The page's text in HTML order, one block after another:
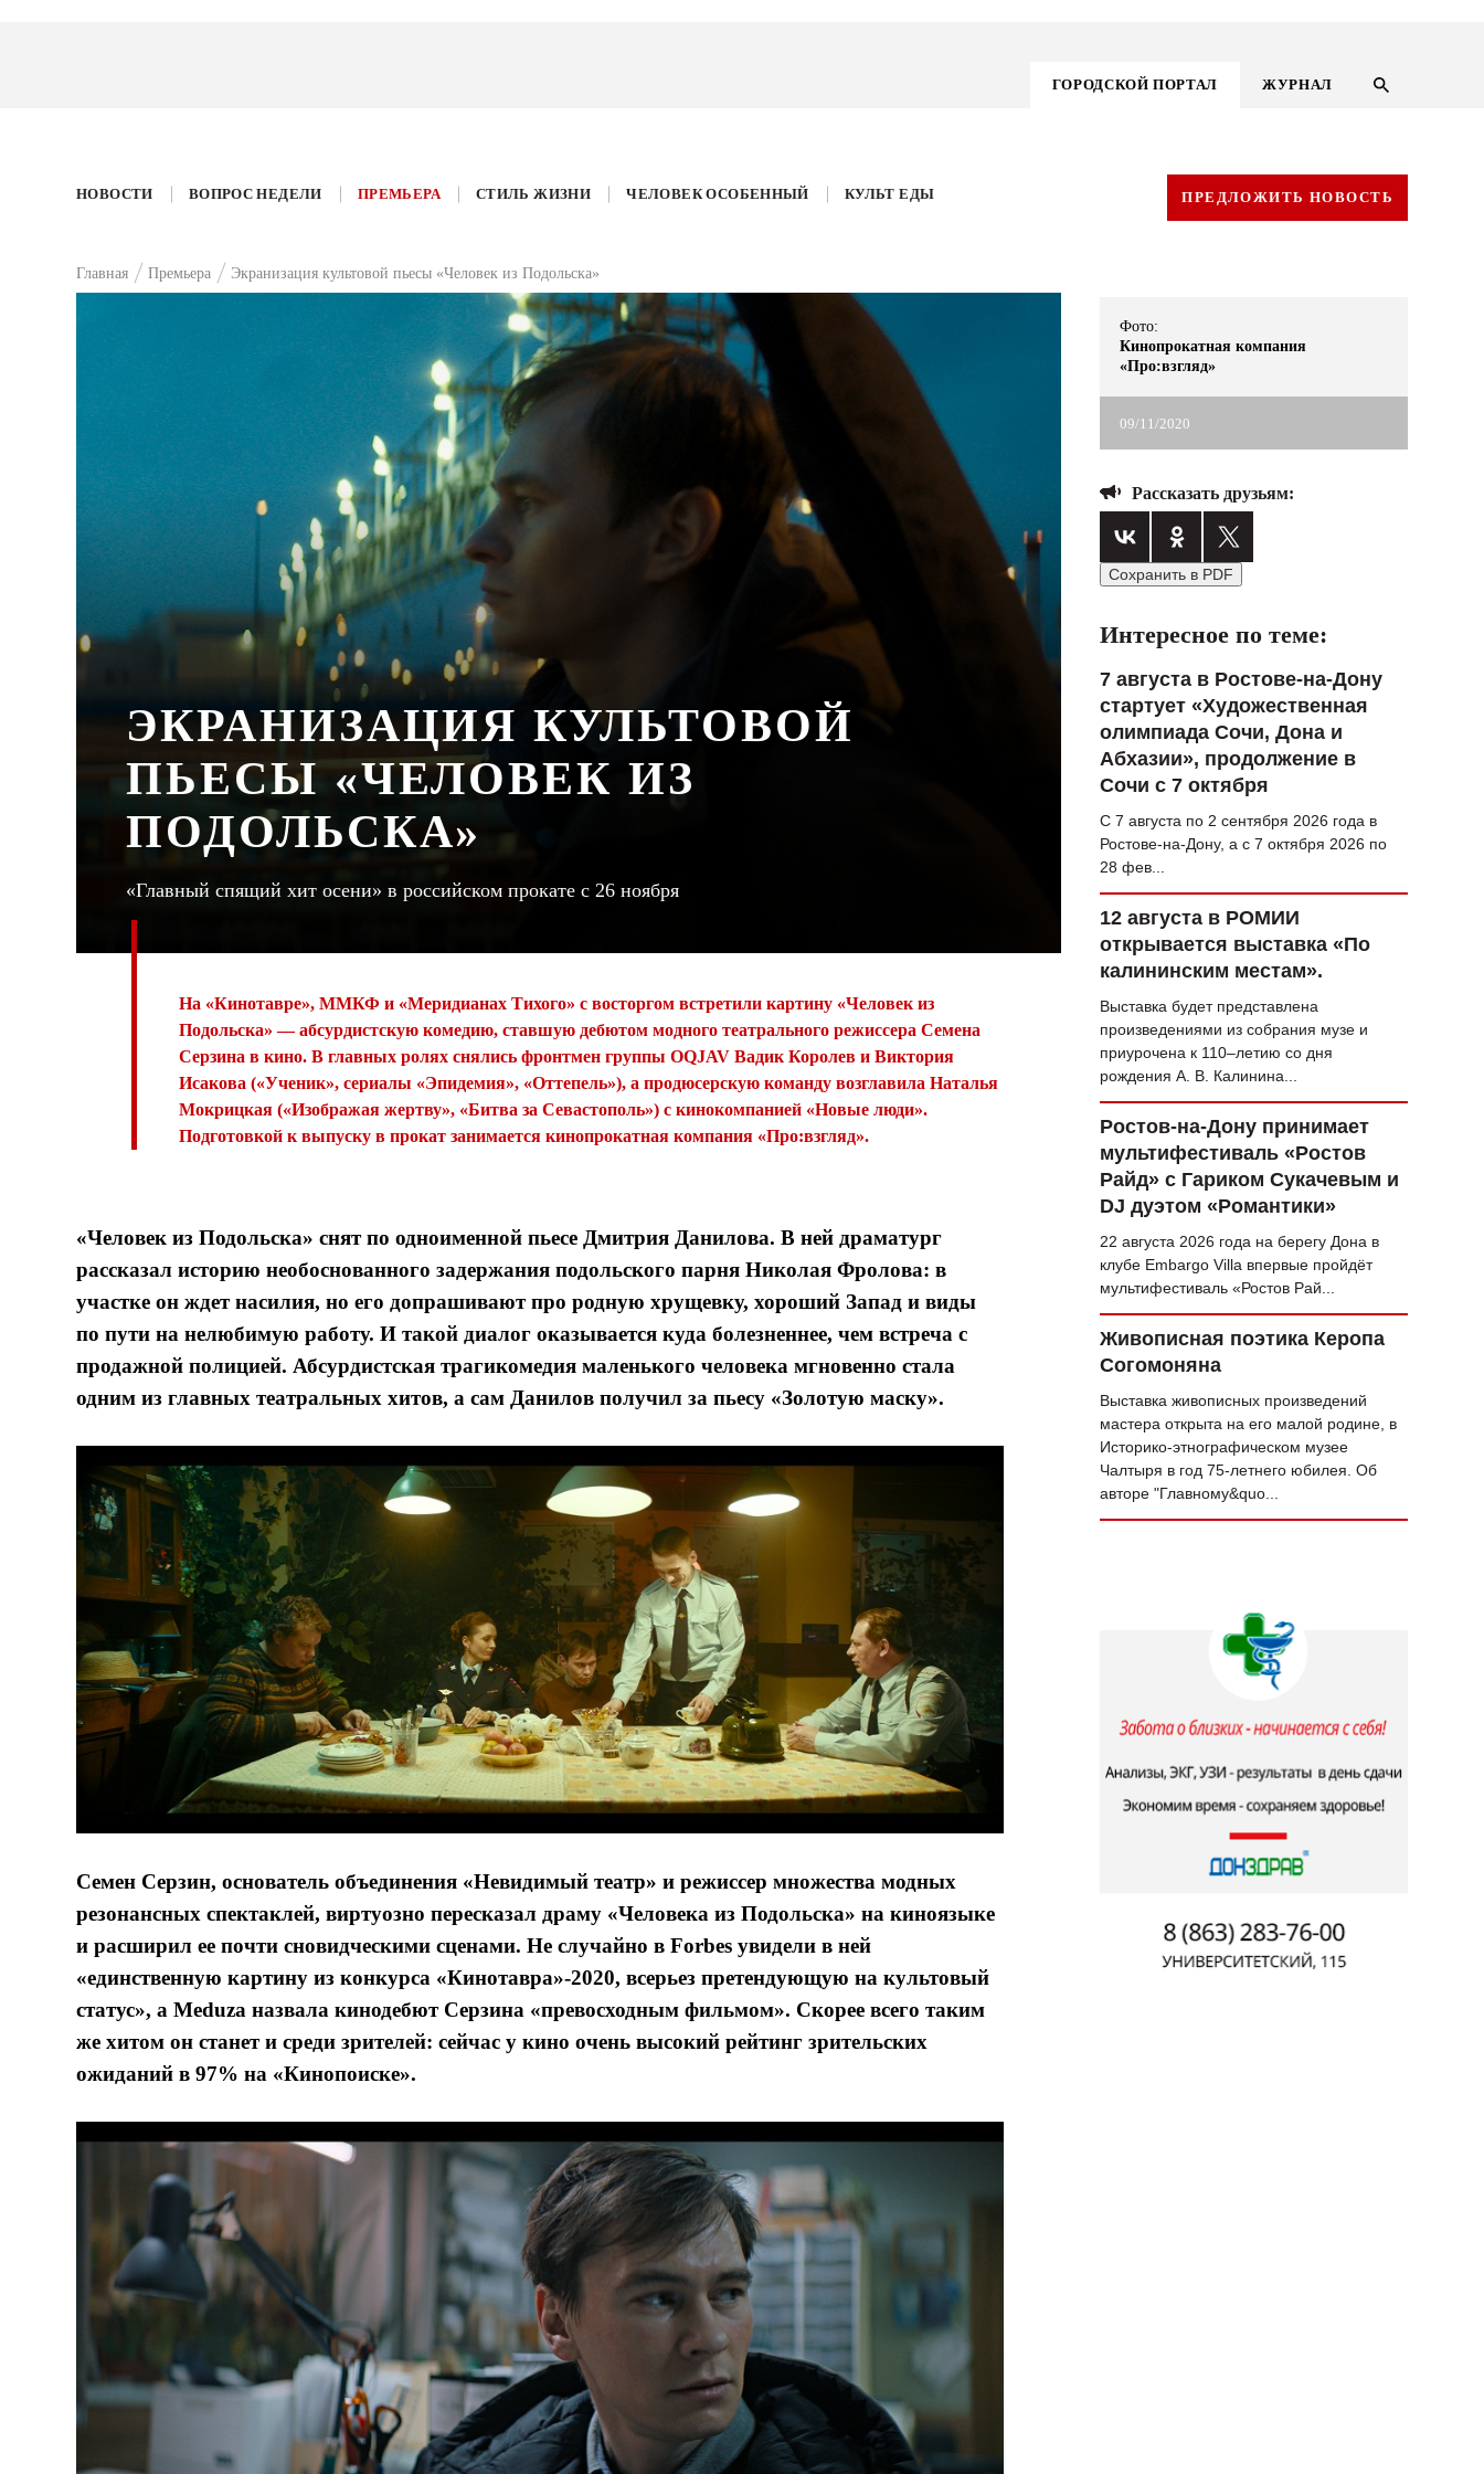
ГОРОДСКОЙ ПОРТАЛ ЖУРНАЛ
СТИЛЬ ЖИЗНИ
ХАЙП
ЧЕЛОВЕК ОСОБЕННЫЙ
АФИША
НОВОСТИ ВОПРОС НЕДЕЛИ ПРЕМЬЕРА СТИЛЬ ЖИЗНИ ЧЕЛОВЕК ОСОБЕННЫЙ КУЛЬТ ЕДЫ ПРЕДЛОЖИТЬ НОВОСТЬ
Главная Премьера Экранизация культовой пьесы «Человек из Подольска»
ЭКРАНИЗАЦИЯ КУЛЬТОВОЙ
ПЬЕСЫ «ЧЕЛОВЕК ИЗ
ПОДОЛЬСКА»
«Главный спящий хит осени» в российском прокате с 26 ноября
На «Кинотавре», ММКФ и «Меридианах Тихого» с восторгом встретили картину «Человек из
Подольска» — абсурдистскую комедию, ставшую дебютом модного театрального режиссера Семена
Серзина в кино. В главных ролях снялись фронтмен группы OQJAV Вадик Королев и Виктория
Исакова («Ученик», сериалы «Эпидемия», «Оттепель»), а продюсерскую команду возглавила Наталья
Мокрицкая («Изображая жертву», «Битва за Севастополь») с кинокомпанией «Новые люди».
Подготовкой к выпуску в прокат занимается кинопрокатная компания «Про:взгляд».
«Человек из Подольска» снят по одноименной пьесе Дмитрия Данилова. В ней драматург
рассказал историю необоснованного задержания подольского парня Николая Фролова: в
участке он ждет насилия, но его допрашивают про родную хрущевку, хороший Запад и виды
по пути на нелюбимую работу. И такой диалог оказывается куда болезненнее, чем встреча с
продажной полицией. Абсурдистская трагикомедия маленького человека мгновенно стала
одним из главных театральных хитов, а сам Данилов получил за пьесу «Золотую маску».
Семен Серзин, основатель объединения «Невидимый театр» и режиссер множества модных
резонансных спектаклей, виртуозно пересказал драму «Человека из Подольска» на киноязыке
и расширил ее почти сновидческими сценами. Не случайно в Forbes увидели в ней
«единственную картину из конкурса «Кинотавра»-2020, всерьез претендующую на культовый
статус», а Meduza назвала кинодебют Серзина «превосходным фильмом». Скорее всего таким
же хитом он станет и среди зрителей: сейчас у кино очень высокий рейтинг зрительских
ожиданий в 97% на «Кинопоиске».
Фото:
Кинопрокатная компания
«Про:взгляд»
09/11/2020
Рассказать друзьям:
Сохранить в PDF
Интересное по теме:
7 августа в Ростове-на-Дону
стартует «Художественная
олимпиада Сочи, Дона и
Абхазии», продолжение в
Сочи с 7 октября
С 7 августа по 2 сентября 2026 года в
Ростове-на-Дону, а с 7 октября 2026 по
28 фев...
12 августа в РОМИИ
открывается выставка «По
калининским местам».
Выставка будет представлена
произведениями из собрания музе и
приурочена к 110–летию со дня
рождения А. В. Калинина...
Ростов-на-Дону принимает
мультифестиваль «Ростов
Райд» с Гариком Сукачевым и
DJ дуэтом «Романтики»
22 августа 2026 года на берегу Дона в
клубе Embargo Villa впервые пройдёт
мультифестиваль «Ростов Рай...
Живописная поэтика Керопа
Согомоняна
Выставка живописных произведений
мастера открыта на его малой родине, в
Историко-этнографическом музее
Чалтыря в год 75‑летнего юбилея. Об
авторе "Главному&quo...